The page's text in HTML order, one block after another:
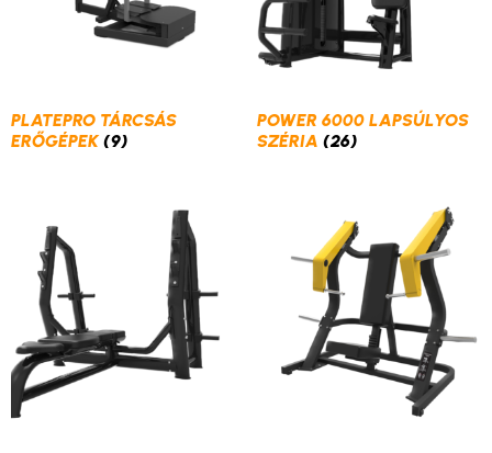
PLATEPRO TÁRCSÁS
ERŐGÉPEK(9)
POWER 6000 LAPSÚLYOS
SZÉRIA (26)